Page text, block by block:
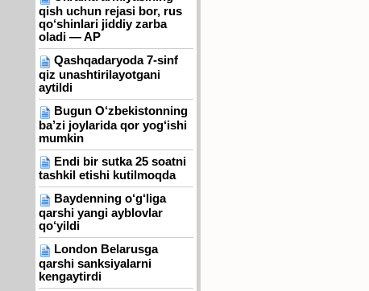
qish uchun rejasi bor, rus
qo‘shinlari jiddiy zarba
oladi — AP
Qashqadaryoda 7-sinf
qiz unashtirilayotgani
aytildi
Bugun O‘zbekistonning
ba’zi joylarida qor yog‘ishi
mumkin
Endi bir sutka 25 soatni
tashkil etishi kutilmoqda
Baydenning o‘g‘liga
qarshi yangi ayblovlar
qo‘yildi
London Belarusga
qarshi sanksiyalarni
kengaytirdi